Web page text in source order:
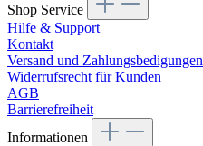
Shop Service
Hilfe & Support
Kontakt
Versand und Zahlungsbedigungen
Widerrufsrecht für Kunden
AGB
Barrierefreiheit
Informationen